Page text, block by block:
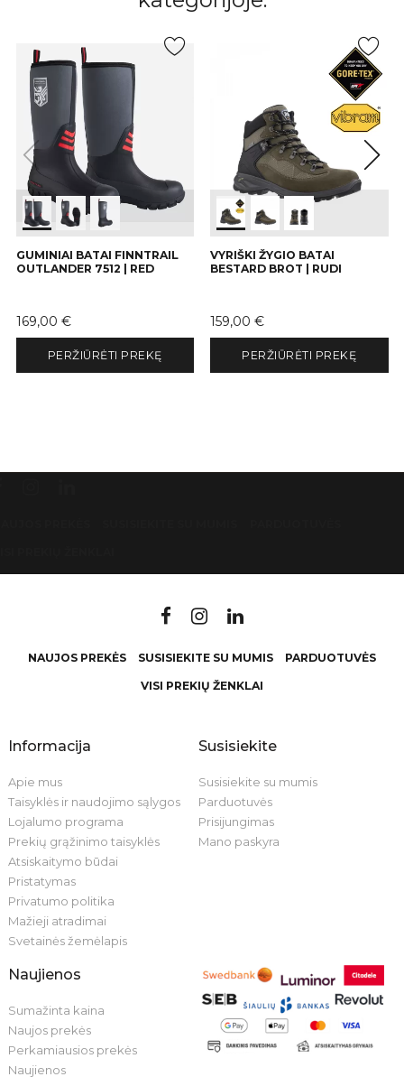
GUMINIAI BATAI FINNTRAIL
OUTLANDER 7512 | RED
Kaina
169,00 €
PERŽIŪRĖTI PREKĘ
VYRIŠKI ŽYGIO BATAI
BESTARD BROT | RUDI
Kaina
159,00 €
PERŽIŪRĖTI PREKĘ
NAUJOS PREKĖS SUSISIEKITE SU MUMIS PARDUOTUVĖS
VISI PREKIŲ ŽENKLAI
Informacija
Apie mus
Taisyklės ir naudojimo sąlygos
Lojalumo programa
Prekių grąžinimo taisyklės
Atsiskaitymo būdai
Pristatymas
Privatumo politika
Mažieji atradimai
Svetainės žemėlapis
Susisiekite
Susisiekite su mumis
Parduotuvės
Prisijungimas
Mano paskyra
Naujienos
Sumažinta kaina
Naujos prekės
Perkamiausios prekės
Naujienos